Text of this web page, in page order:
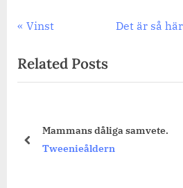
Inläggsnavigering
Previous
Vinst
Next
Det är så
Related Posts
Fredagsmys med bilder.
Tweenieåldern
prev